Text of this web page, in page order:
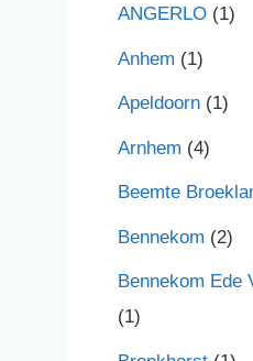
ANGERLO (1)
Anhem (1)
Apeldoorn (1)
Arnhem (4)
Beemte
Bennekom (2)
Bennekom Ede
(1)